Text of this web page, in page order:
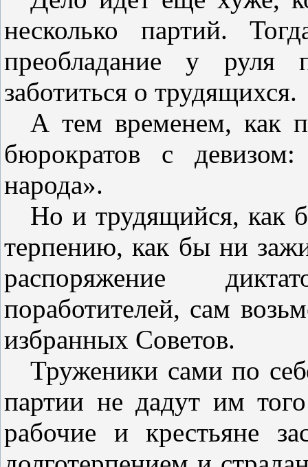
несколько партий.
преобладание у руля
заботиться о трудящихся.
А тем временем, как
бюрократов с
народа».
Но и трудящийся, как
терпению, как бы ни
распоряжение
поработителей, сам
избранных Советов.
Труженики сами по
партии не дадут им
рабочие и крестьяне